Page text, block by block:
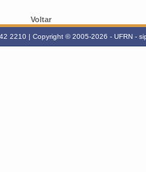
Voltar
2210 | Copyright © 2005-2026 - UFRN -